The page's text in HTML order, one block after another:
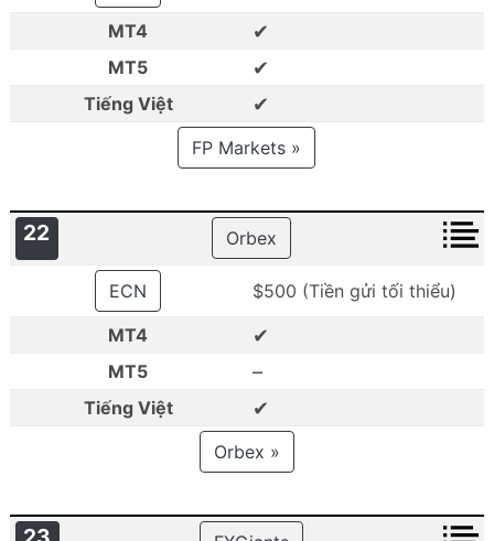
MT4
✔
MT5 ✔
Tiếng Việt ✔
FP Markets »
22 Orbex
ECN
$500 (Tiền gửi tối thiểu)
MT4
✔
MT5 –
Tiếng Việt ✔
Orbex »